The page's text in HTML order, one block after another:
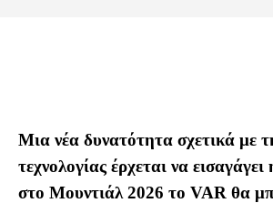
Μια νέα δυνατότητα σχετικά με
τεχνολογίας έρχεται να
στο Μουντιάλ 2026 το VAR θα